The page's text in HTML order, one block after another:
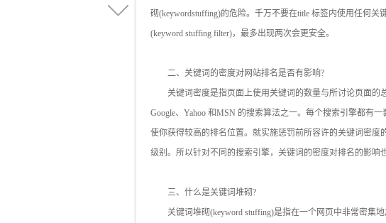
砌(keywordstuffing)的危险。千万不要在title 标签内使用任何
(keyword stuffing filter)，最多出现两次会更安全。
二、关键词的密度对网站排名是否有影响?
关键词密度是指页面上使用关键词的数量与所讨论页面的
Google、Yahoo 和MSN 的搜索算法之一。每个搜索引擎都有
使你获得较高的排名位置。就实施惩罚前所容许的关键词密
级别。所以针对不同的搜索引擎，关键词的密度对排名的影响
三、什么是关键词堆砌?
关键词堆砌(keyword stuffing)是指在一个网页中非常密集